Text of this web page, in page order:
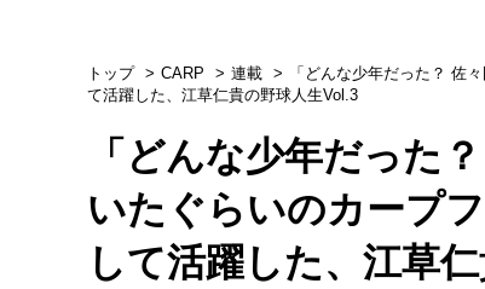
トップ CARP 連載
「どんな少年だった？ 佐
て活躍した、江草仁貴の野球人生Vol.3
「どんな少年だった
いたぐらいのカープ
して活躍した、江草